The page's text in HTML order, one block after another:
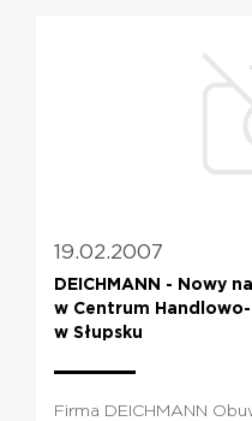
19.02.2007
DEICHMANN - Nowy
w Centrum
w Słupsku
Firma DEICHMANN